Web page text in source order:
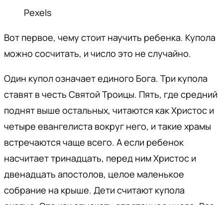
Pexels
Вот первое, чему стоит научить ребенка. Купола
можно сосчитать, и число это не случайно.
Один купол означает единого Бога. Три купола
ставят в честь Святой Троицы. Пять, где средний
поднят выше остальных, читаются как Христос и
четыре евангелиста вокруг него, и такие храмы
встречаются чаще всего. А если ребенок
насчитает тринадцать, перед ним Христос и
двенадцать апостолов, целое маленькое
собрание на крыше. Дети считают купола